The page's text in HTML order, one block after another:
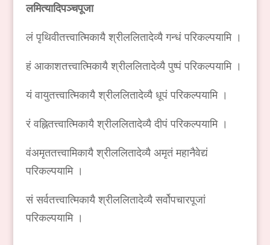
लमित्यादिपञ्चपूजा
लं पृथिवीतत्त्वात्मिकायै श्रीललितादेव्यै गन्धं परिकल्पयामि ।
हं आकाशतत्त्वात्मिकायै श्रीललितादेव्यै पुष्पं परिकल्पयामि ।
यं वायुतत्त्वात्मिकायै श्रीललितादेव्यै धूपं परिकल्पयामि ।
रं वह्नितत्त्वात्मिकायै श्रीललितादेव्यै दीपं परिकल्पयामि ।
वंअमृततत्त्वामिकायै श्रीललितादेव्यै अमृतं महानैवेद्यं
परिकल्पयामि ।
सं सर्वतत्त्वात्मिकायै श्रीललितादेव्यै सर्वोपचारपूजां
परिकल्पयामि ।